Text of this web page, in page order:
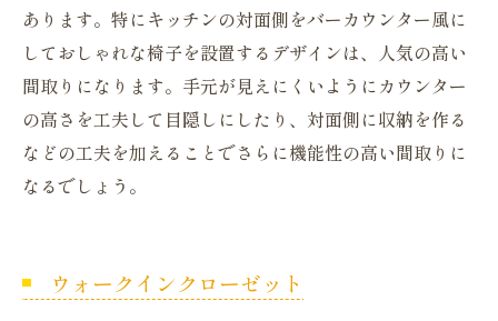
あります。特にキッチンの対面側をバーカウンター風に
しておしゃれな椅子を設置するデザインは、人気の高い
間取りになります。手元が見えにくいようにカウンター
の高さを工夫して目隠しにしたり、対面側に収納を作る
などの工夫を加えることでさらに機能性の高い間取りに
なるでしょう。
ウォークインクローゼット